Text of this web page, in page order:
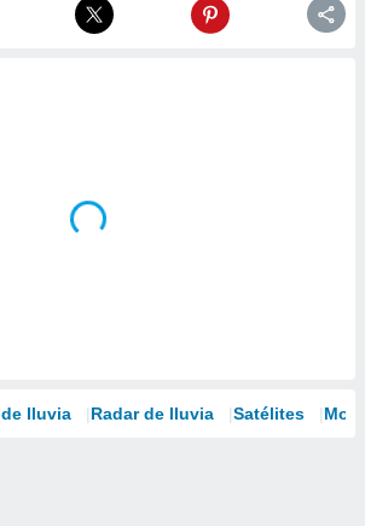
lluvia Radar de lluvia Satélites